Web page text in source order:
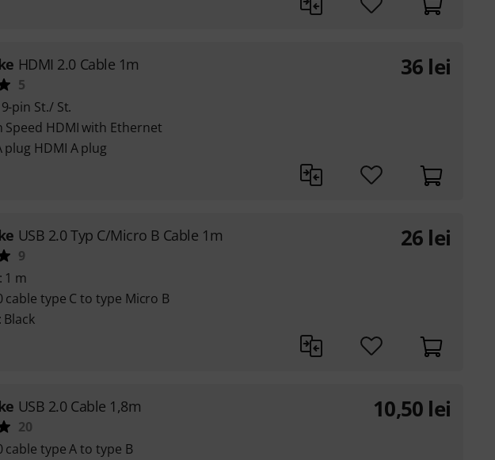
HDMI 2.0 Cable 1m
5
pin St./ St.
Speed HDMI with Ethernet
plug HDMI A plug
36 lei
USB 2.0 Typ C/Micro B Cable 1m
9
1 m
cable type C to type Micro B
Black
26 lei
USB 2.0 Cable 1,8m
20
cable type A to type B
10,50 lei